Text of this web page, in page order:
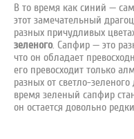
В то время как синий —
этот замечательный
разных причудливых
зеленого. Сапфир — это
что он обладает
его превосходит только
разных от светло-
время зеленый сапфир
он остается довольно